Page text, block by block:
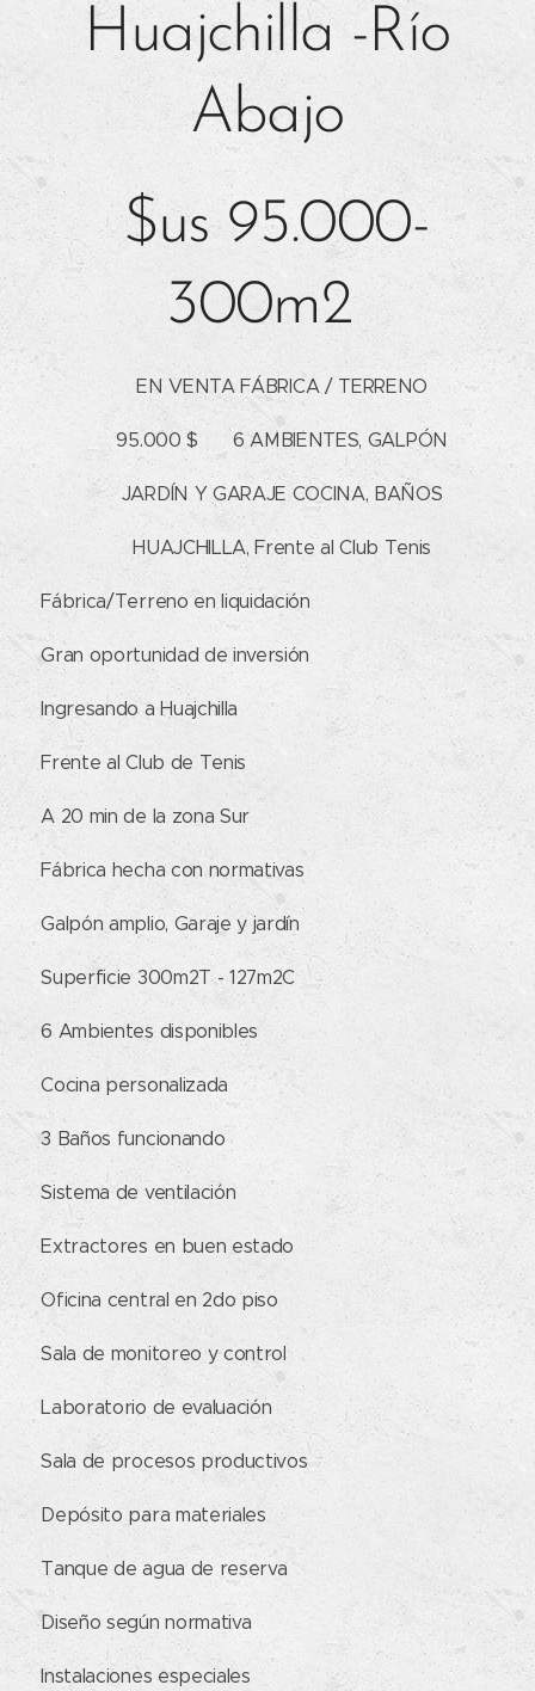
Huajchilla -Río
Abajo
$us 95.000-
300m2
📢 EN VENTA FÁBRICA / TERRENO
💲 95.000 $ ☀ 6 AMBIENTES, GALPÓN
☀ JARDÍN Y GARAJE COCINA, BAÑOS
📌 HUAJCHILLA, Frente al Club Tenis
✔ Fábrica/Terreno en liquidación
✔ Gran oportunidad de inversión
✔ Ingresando a Huajchilla
✔ Frente al Club de Tenis
✔ A 20 min de la zona Sur
✔ Fábrica hecha con normativas
✔ Galpón amplio, Garaje y jardín
✔ Superficie 300m2T - 127m2C
✔ 6 Ambientes disponibles
✔ Cocina personalizada
✔ 3 Baños funcionando
✔ Sistema de ventilación
✔ Extractores en buen estado
✔ Oficina central en 2do piso
✔ Sala de monitoreo y control
✔ Laboratorio de evaluación
✔ Sala de procesos productivos
✔ Depósito para materiales
✔ Tanque de agua de reserva
✔ Diseño según normativa
✔ Instalaciones especiales